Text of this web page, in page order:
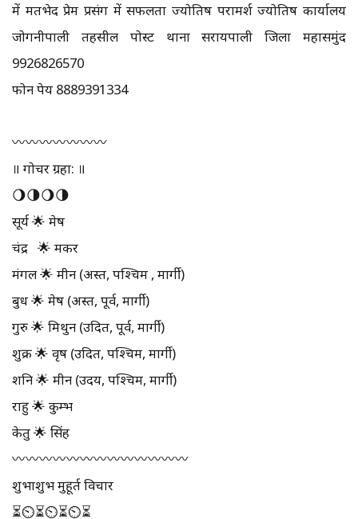
में मतभेद प्रेम प्रसंग में सफलता ज्योतिष परामर्श ज्योतिष कार्यालय
जोगनीपाली तहसील पोस्ट थाना सरायपाली जिला महासमुंद
9926826570
फोन पेय 8889391334
〰️〰️〰️〰️〰️〰️〰️
॥ गोचर ग्रहा: ॥
🌖🌗🌖🌗
सूर्य 🌟 मेष
चंद्र 🌟 मकर
मंगल 🌟 मीन (अस्त, पश्चिम , मार्गी)
बुध 🌟 मेष (अस्त, पूर्व, मार्गी)
गुरु 🌟 मिथुन (उदित, पूर्व, मार्गी)
शुक्र 🌟 वृष (उदित, पश्चिम, मार्गी)
शनि 🌟 मीन (उदय, पश्चिम, मार्गी)
राहु 🌟 कुम्भ
केतु 🌟 सिंह
〰️〰️〰️〰️〰️〰️〰️〰️〰️〰️〰️〰️〰️
शुभाशुभ मुहूर्त विचार
⏳⏲⏳⏲⏳⏲⏳